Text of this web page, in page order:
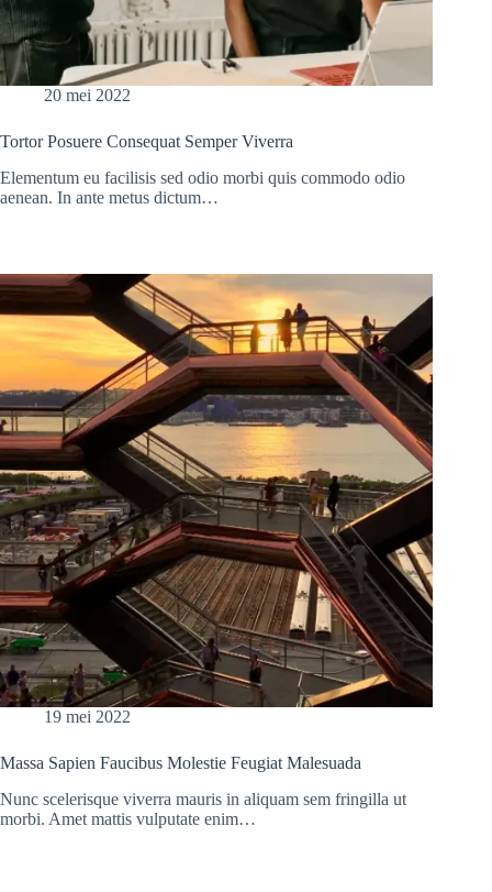
20 mei 2022
Tortor Posuere Consequat Semper Viverra
Elementum eu facilisis sed odio morbi quis commodo odio
aenean. In ante metus dictum…
19 mei 2022
Massa Sapien Faucibus Molestie Feugiat Malesuada
Nunc scelerisque viverra mauris in aliquam sem fringilla ut
morbi. Amet mattis vulputate enim…